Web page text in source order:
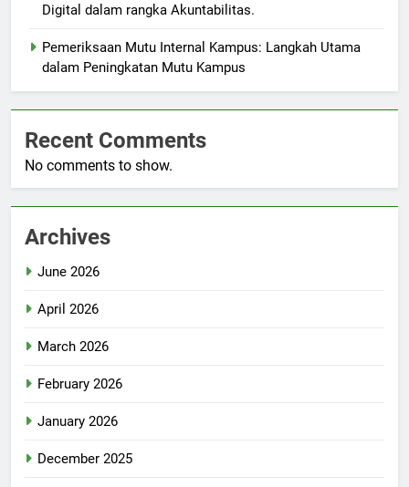
Digital dalam rangka Akuntabilitas.
Pemeriksaan Mutu Internal Kampus: Langkah Utama
dalam Peningkatan Mutu Kampus
Recent Comments
No comments to show.
Archives
June 2026
April 2026
March 2026
February 2026
January 2026
December 2025